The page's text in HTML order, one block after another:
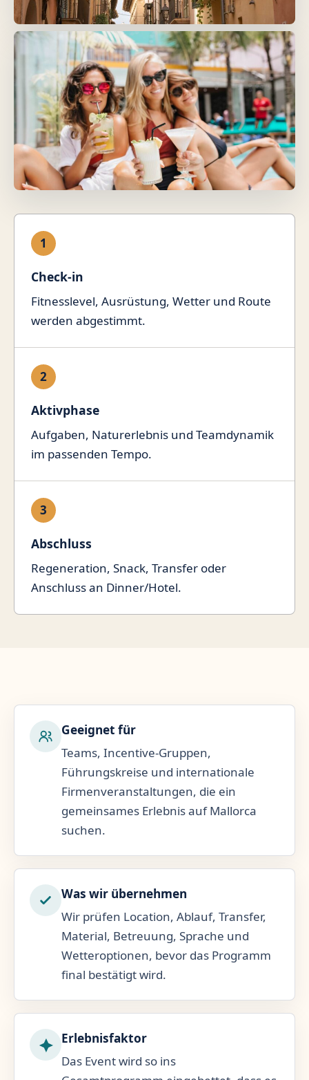
1
Check-in
Fitnesslevel, Ausrüstung, Wetter und Route
werden abgestimmt.
2
Aktivphase
Aufgaben, Naturerlebnis und Teamdynamik
im passenden Tempo.
3
Abschluss
Regeneration, Snack, Transfer oder
Anschluss an Dinner/Hotel.
Geeignet für
Teams, Incentive-Gruppen,
Führungskreise und internationale
Firmenveranstaltungen, die ein
gemeinsames Erlebnis auf Mallorca
suchen.
Was wir übernehmen
Wir prüfen Location, Ablauf, Transfer,
Material, Betreuung, Sprache und
Wetteroptionen, bevor das Programm
final bestätigt wird.
Erlebnisfaktor
Das Event wird so ins